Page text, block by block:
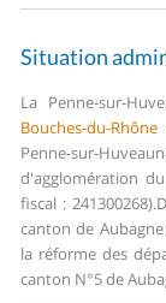
Situation
La Penne-sur-
Bouches-du-Rhône
Penne-sur-
d'agglomération
fiscal : 241300268).
canton de
la réforme des
canton N°5 de